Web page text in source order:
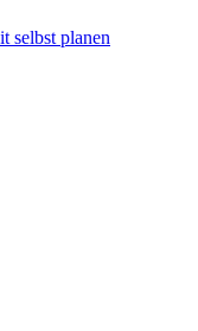
selbst planen